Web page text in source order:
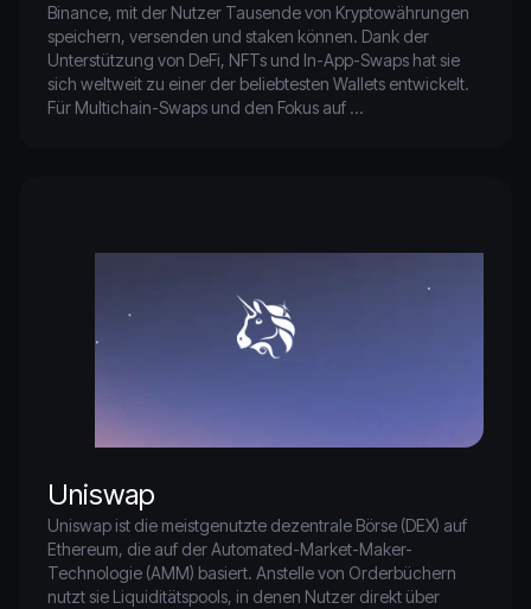
Binance, mit der Nutzer Tausende von Kryptowährungen
speichern, versenden und staken können. Dank der
Unterstützung von DeFi, NFTs und In-App-Swaps hat sie
sich weltweit zu einer der beliebtesten Wallets entwickelt.
Für Multichain-Swaps und den Fokus auf
Uniswap
Uniswap ist die meistgenutzte dezentrale Börse (DEX) auf
Ethereum, die auf der Automated-Market-Maker-
Technologie (AMM) basiert. Anstelle von Orderbüchern
nutzt sie Liquiditätspools, in denen Nutzer direkt über